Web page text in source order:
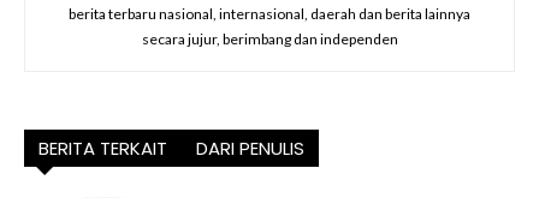
berita terbaru nasional, internasional, daerah dan berita lainnya
secara jujur, berimbang dan independen
BERITA TERKAIT DARI PENULIS